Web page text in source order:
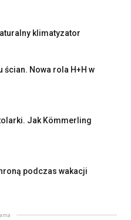
klimatyzator
Nowa rola H+H w
Jak Kömmerling
podczas wakacji